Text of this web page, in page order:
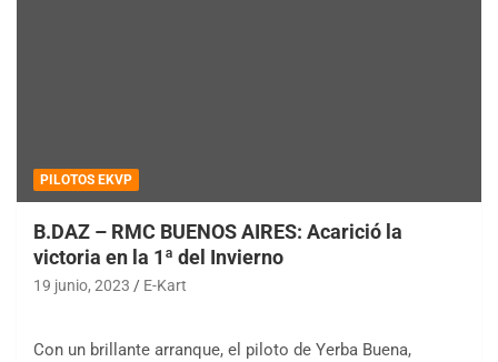
PILOTOS EKVP
B.DAZ – RMC BUENOS AIRES: Acarició la
victoria en la 1ª del Invierno
19 junio, 2023 E-Kart
Con un brillante arranque, el piloto de Yerba Buena,